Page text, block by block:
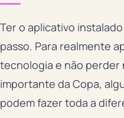
Ter o aplicativo
passo. Para realmente
tecnologia e não perder
importante da Copa,
podem fazer toda a